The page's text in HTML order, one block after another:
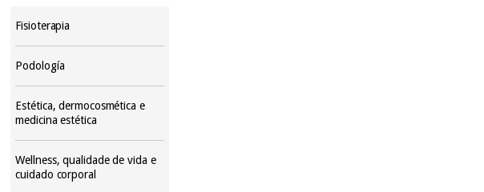
Fisioterapia
Podología
Estética, dermocosmética e
medicina estética
Wellness, qualidade de vida e
cuidado corporal